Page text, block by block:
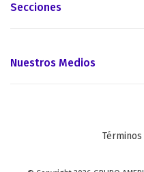
Secciones
Nuestros Medios